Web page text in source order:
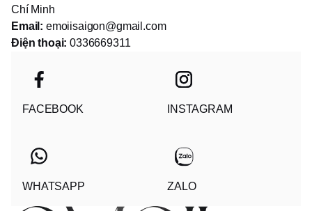
Chí Minh
Email: emoiisaigon@gmail.com
Điện thoại: 0336669311
FACEBOOK INSTAGRAM
WHATSAPP ZALO